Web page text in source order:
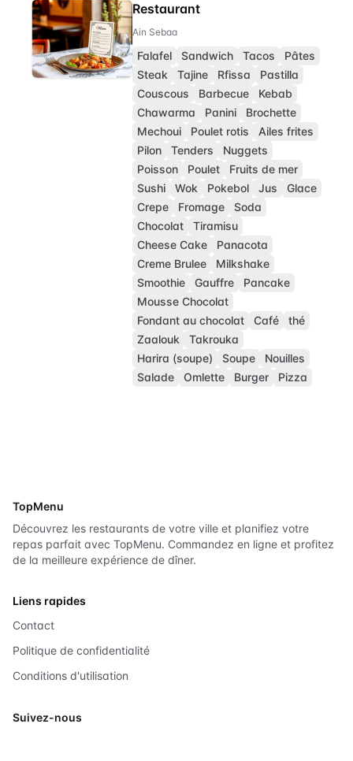
Restaurant
Ain Sebaa
Falafel Sandwich Tacos
Pâtes
Steak
Tajine Rfissa
Pastilla
Couscous
Barbecue
Kebab
Chawarma
Panini
Brochette
Mechoui
Poulet rotis
Ailes frites
Pilon
Tenders
Nuggets
Poisson
Poulet
Fruits de mer
Sushi
Wok Pokebol Jus
Glace
Crepe
Fromage
Soda
Chocolat
Tiramisu
Cheese Cake
Panacota
Creme Brulee
Milkshake
Smoothie
Gauffre
Pancake
Mousse Chocolat
Fondant au chocolat
Café
thé
Zaalouk
Takrouka
Harira (soupe)
Soupe
Nouilles
Salade
Omlette Burger Pizza
TopMenu
Découvrez les restaurants de votre ville et planifiez votre
repas parfait avec TopMenu. Commandez en ligne et profitez
de la meilleure expérience de dîner.
Liens rapides
Contact
Politique de confidentialité
Conditions d'utilisation
Suivez-nous